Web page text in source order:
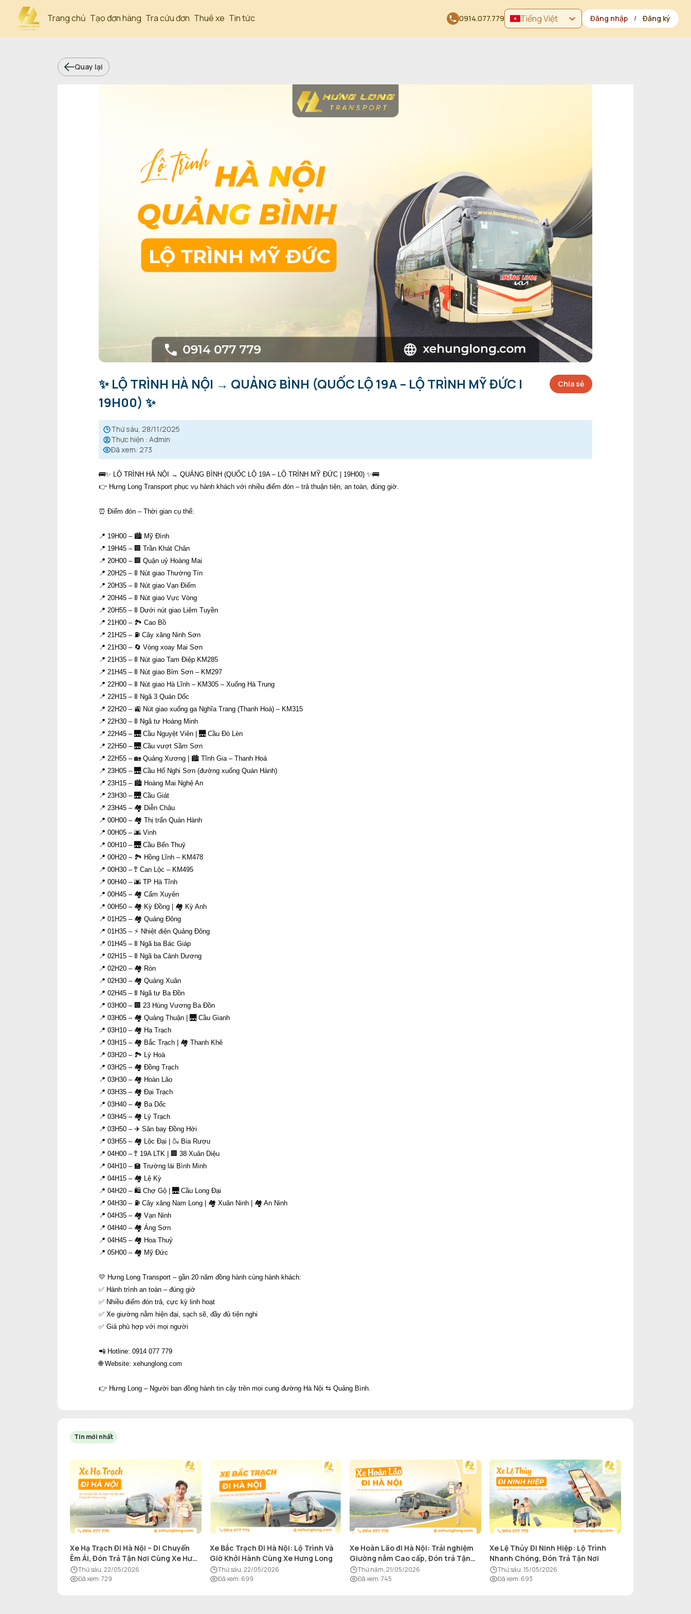
Trang chủ Tạo đơn hàng Tra cứu đơn Thuê xe Tin tức 0914.077.779 Tiếng Việt Đăng nhập / Đăng ký
Quay lại
✨ LỘ TRÌNH HÀ NỘI → QUẢNG BÌNH (QUỐC LỘ 19A – LỘ TRÌNH MỸ ĐỨC |
19H00) ✨
Chia sẻ
thứ sáu, 28/11/2025
Thực hiện : Admin
Đã xem: 273
🚌✨ LỘ TRÌNH HÀ NỘI → QUẢNG BÌNH (QUỐC LỘ 19A – LỘ TRÌNH MỸ ĐỨC | 19H00) ✨🚌
👉 Hưng Long Transport phục vụ hành khách với nhiều điểm đón – trả thuận tiện, an toàn, đúng giờ.
⏰ Điểm đón – Thời gian cụ thể:
📍 19H00 – 🏙 Mỹ Đình
📍 19H45 – 🏢 Trần Khát Chân
📍 20H00 – 🏢 Quận uỷ Hoàng Mai
📍 20H25 – 🚦 Nút giao Thường Tín
📍 20H35 – 🚦 Nút giao Vạn Điểm
📍 20H45 – 🚦 Nút giao Vực Vòng
📍 20H55 – 🚦 Dưới nút giao Liêm Tuyền
📍 21H00 – 🏞 Cao Bồ
📍 21H25 – ⛽ Cây xăng Ninh Sơn
📍 21H30 – 🔄 Vòng xoay Mai Sơn
📍 21H35 – 🚦 Nút giao Tam Điệp KM285
📍 21H45 – 🚦 Nút giao Bỉm Sơn – KM297
📍 22H00 – 🚦 Nút giao Hà Lĩnh – KM305 – Xuống Hà Trung
📍 22H15 – 🚦 Ngã 3 Quán Dốc
📍 22H20 – 🚉 Nút giao xuống ga Nghĩa Trang (Thanh Hoá) – KM315
📍 22H30 – 🚦 Ngã tư Hoàng Minh
📍 22H45 – 🌉 Cầu Nguyệt Viên | 🌉 Cầu Đò Lèn
📍 22H50 – 🌉 Cầu vượt Sầm Sơn
📍 22H55 – 🏡 Quảng Xương | 🏙 Tĩnh Gia – Thanh Hoá
📍 23H05 – 🌉 Cầu Hổ Nghi Sơn (đường xuống Quán Hành)
📍 23H15 – 🏙 Hoàng Mai Nghệ An
📍 23H30 – 🌉 Cầu Giát
📍 23H45 – 🏘 Diễn Châu
📍 00H00 – 🏘 Thị trấn Quán Hành
📍 00H05 – 🌆 Vinh
📍 00H10 – 🌉 Cầu Bến Thuỷ
📍 00H20 – 🏞 Hồng Lĩnh – KM478
📍 00H30 – 🚏 Can Lộc – KM495
📍 00H40 – 🌆 TP Hà Tĩnh
📍 00H45 – 🏘 Cẩm Xuyên
📍 00H50 – 🏘 Kỳ Đồng | 🏘 Kỳ Anh
📍 01H25 – 🏘 Quảng Đông
📍 01H35 – ⚡ Nhiệt điện Quảng Đông
📍 01H45 – 🚦 Ngã ba Bác Giáp
📍 02H15 – 🚦 Ngã ba Cảnh Dương
📍 02H20 – 🏘 Ròn
📍 02H30 – 🏘 Quảng Xuân
📍 02H45 – 🚦 Ngã tư Ba Đồn
📍 03H00 – 🏢 23 Hùng Vương Ba Đồn
📍 03H05 – 🏘 Quảng Thuận | 🌉 Cầu Gianh
📍 03H10 – 🏘 Hạ Trạch
📍 03H15 – 🏘 Bắc Trạch | 🏘 Thanh Khê
📍 03H20 – 🏞 Lý Hoà
📍 03H25 – 🏘 Đồng Trạch
📍 03H30 – 🏘 Hoàn Lão
📍 03H35 – 🏘 Đại Trạch
📍 03H40 – 🏘 Ba Dốc
📍 03H45 – 🏘 Lý Trạch
📍 03H50 – ✈️ Sân bay Đồng Hới
📍 03H55 – 🏘 Lộc Đại | 🍶 Bia Rượu
📍 04H00 – 🚏 19A LTK | 🏢 38 Xuân Diệu
📍 04H10 – 🏫 Trường lái Bình Minh
📍 04H15 – 🏘 Lệ Kỳ
📍 04H20 – 🛍 Chợ Gộ | 🌉 Cầu Long Đại
📍 04H30 – ⛽ Cây xăng Nam Long | 🏘 Xuân Ninh | 🏘 An Ninh
📍 04H35 – 🏘 Vạn Ninh
📍 04H40 – 🏘 Áng Sơn
📍 04H45 – 🏘 Hoa Thuỷ
📍 05H00 – 🏘 Mỹ Đức
💛 Hưng Long Transport – gần 20 năm đồng hành cùng hành khách:
✅ Hành trình an toàn – đúng giờ
✅ Nhiều điểm đón trả, cực kỳ linh hoạt
✅ Xe giường nằm hiện đại, sạch sẽ, đầy đủ tiện nghi
✅ Giá phù hợp với mọi người
📲 Hotline: 0914 077 779
🌐 Website: xehunglong.com
👉 Hưng Long – Người bạn đồng hành tin cậy trên mọi cung đường Hà Nội ⇆ Quảng Bình.
Tin mới nhất
Xe Hạ Trạch Đi Hà Nội – Di Chuyển
Êm Ái, Đón Trả Tận Nơi Cùng Xe Hưng
Longthứ sáu, 22/05/2026
Đã xem:729
Xe Bắc Trạch Đi Hà Nội: Lộ Trình Và
Giờ Khởi Hành Cùng Xe Hưng Long
thứ sáu, 22/05/2026
Đã xem: 699
Xe Hoàn Lão đi Hà Nội: Trải nghiệm
Giường nằm Cao cấp, Đón trả Tận
nơithứ năm, 21/05/2026
Đã xem:745
Xe Lệ Thủy Đi Ninh Hiệp: Lộ Trình
Nhanh Chóng, Đón Trả Tận Nơi
thứ sáu, 15/05/2026
Đã xem: 693